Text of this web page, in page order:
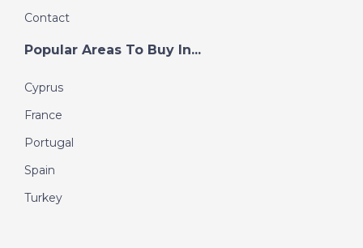
Contact
Popular Areas To Buy In...
Cyprus
France
Portugal
Spain
Turkey